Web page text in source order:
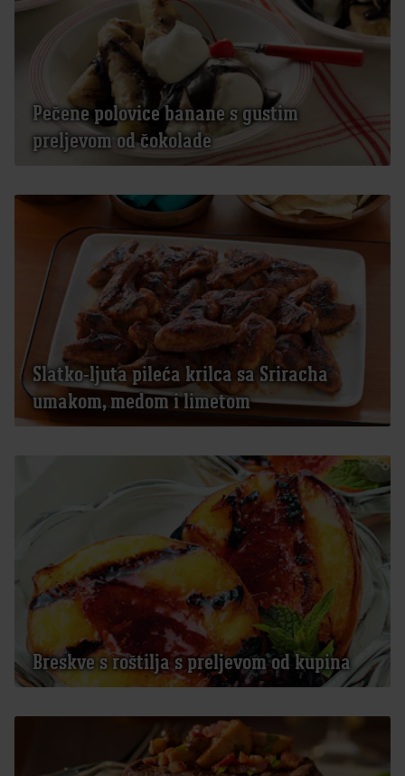
Pečene polovice banane s gustim
preljevom od čokolade
Slatko-ljuta pileća krilca sa Sriracha
umakom, medom i limetom
Breskve s roštilja s preljevom od kupina